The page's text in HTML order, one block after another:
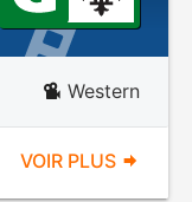
Western
VOIR PLUS